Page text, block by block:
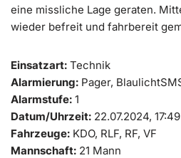
eine missliche Lage geraten.
wieder befreit und fahrbereit
Einsatzart: Technik
Alarmierung: Pager,
Alarmstufe: 1
Datum/Uhrzeit: 22.07.2024,
Fahrzeuge: KDO, RLF, RF, VF
Mannschaft: 21 Mann